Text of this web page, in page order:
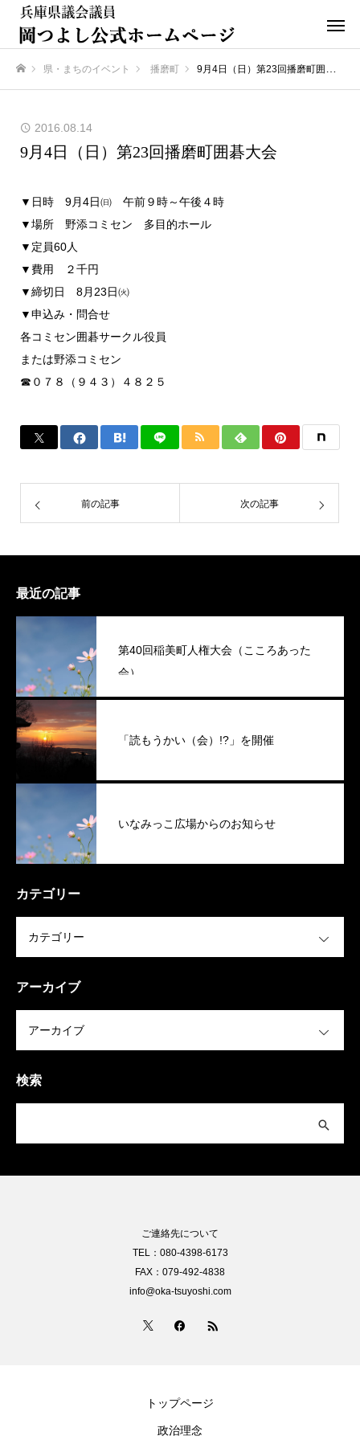
県・まちのイベント 播磨町 9月4日（日）第23回播磨町囲碁大会
2016.08.14
9月4日（日）第23回播磨町囲碁大会
▼日時 9月4日㈰ 午前９時～午後４時
▼場所 野添コミセン 多目的ホール
▼定員60人
▼費用 ２千円
▼締切日 8月23日㈫
▼申込み・問合せ
各コミセン囲碁サークル役員
または野添コミセン
☎０７８（９４３）４８２５
前の記事 次の記事
最近の記事
第40回稲美町人権大会（こころあった
会）
「読もうかい（会）!?」を開催
いなみっこ広場からのお知らせ
カテゴリー
アーカイブ
検索
ご連絡先について
TEL：080-4398-6173
FAX：079-492-4838
info@oka-tsuyoshi.com
トップページ
政治理念